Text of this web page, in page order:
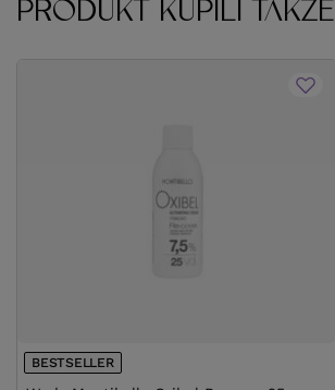
PRODUKT KUPILI TAKŻE
BESTSELLER